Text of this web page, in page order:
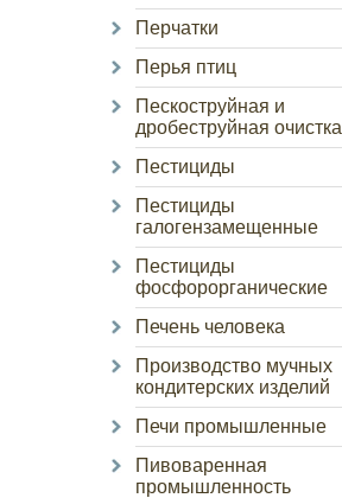
Перчатки
Перья птиц
Пескоструйная и
дробеструйная очистка
Пестициды
Пестициды
галогензамещенные
Пестициды
фосфорорганические
Печень человека
Производство мучных
кондитерских изделий
Печи промышленные
Пивоваренная
промышленность